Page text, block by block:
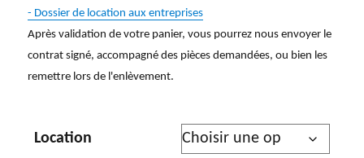
- Dossier de location aux entreprises
Après validation de votre panier, vous pourrez nous envoyer le
contrat signé, accompagné des pièces demandées, ou bien les
remettre lors de l'enlèvement.
Location